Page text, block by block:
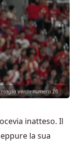
verde numero 16
inatteso. Il
la sua